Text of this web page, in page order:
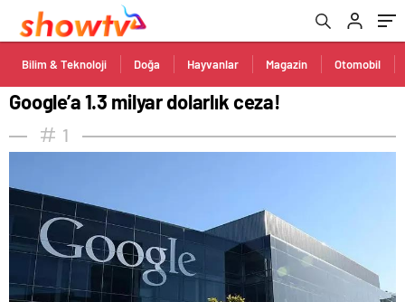
Bilim & Teknoloji Doğa Hayvanlar Magazin Otomobil
Google’a 1.3 milyar dolarlık ceza!
1